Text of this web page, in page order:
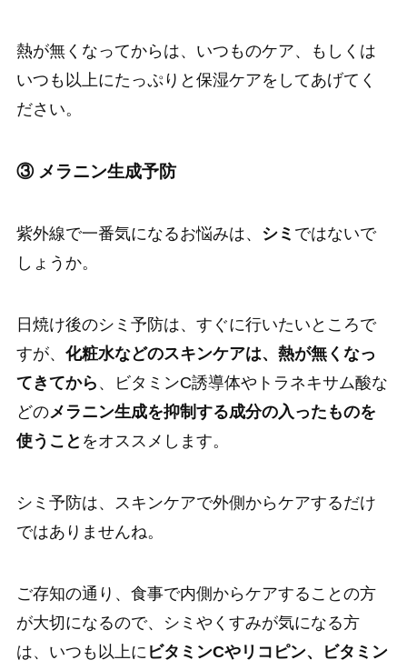
熱が無くなってからは、いつものケア、もしくは
いつも以上にたっぷりと保湿ケアをしてあげてく
ださい。
③ メラニン生成予防
紫外線で一番気になるお悩みは、 シミ ではないで
しょうか。
日焼け後のシミ予防は、すぐに行いたいところで
すが、 化粧水などのスキンケアは、熱が無くなっ
てきてから 、ビタミンC誘導体やトラネキサム酸な
どのメラニン生成を抑制する成分の入ったものを
使うこと をオススメします。
シミ予防は、スキンケアで外側からケアするだけ
ではありませんね。
ご存知の通り、食事で内側からケアすることの方
が大切になるので、シミやくすみが気になる方
は、いつも以上に ビタミンCやリコピン、ビタミン